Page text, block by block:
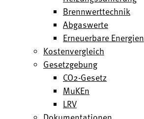
Brennwerttechnik
Abgaswerte
Erneuerbare Energien
Kostenvergleich
Gesetzgebung
CO2-Gesetz
MuKEn
LRV